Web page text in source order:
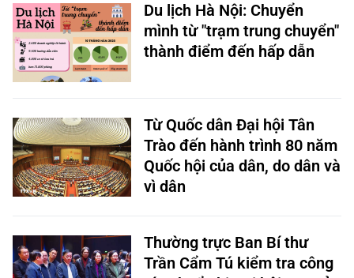
Du lịch Hà Nội: Chuyển
mình từ "trạm trung chuyển"
thành điểm đến hấp dẫn
Từ Quốc dân Đại hội Tân
Trào đến hành trình 80 năm
Quốc hội của dân, do dân và
vì dân
Thường trực Ban Bí thư
Trần Cẩm Tú kiểm tra công